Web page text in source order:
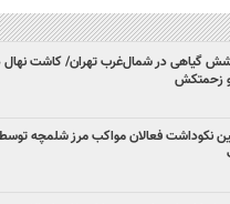
گیاهی در شمال‌غرب تهران/ کاشت نهال
و زحمتکش
نکوداشت فعالان مواکب مرز شلمچه